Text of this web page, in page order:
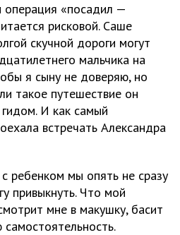
«посадил —
рисковой. Саше
скучной дороги могут
мальчика на
я сыну не доверяю, но
такое путешествие он
И как самый
встречать Александра
ребенком мы опять не сразу
привыкнуть. Что мой
мне в макушку, басит